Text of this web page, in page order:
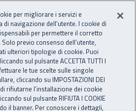
Nazionale
Apri cerca
principale
in: Video gallery
per migliorare i servizi e
navigazione dell’utente. I cookie di
per permettere il corretto
previo consenso dell’utente,
ulteriori tipologie di cookie. Puoi
sul pulsante ACCETTA TUTTI I
le tue scelte sulle singole
cliccando su IMPOSTAZIONI DEI
rifiutarne l’installazione dei cookie
sul pulsante RIFIUTA I COOKIE
il banner. Per conoscere i dettagli,